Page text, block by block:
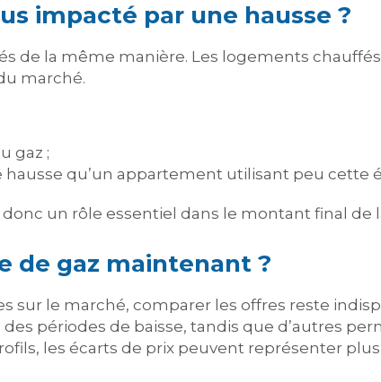
impacté par une hausse ?
de la même manière. Les logements
marché.
gaz ;
hausse qu’un appartement utilisant peu cette
un rôle essentiel dans le montant final de
de gaz maintenant ?
sur le marché, comparer les offres reste
périodes de baisse, tandis que d’autres
les écarts de prix peuvent représenter